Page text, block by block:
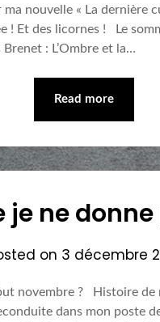
nouvelle « La dernière
! Et des licornes ! Le
: L’Ombre et la…
Read more
ne
on 3 décembre
novembre ? Histoire de
dans mon poste